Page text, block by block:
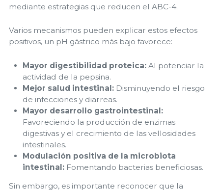
mediante estrategias que reducen el ABC-4.
Varios mecanismos pueden explicar estos efectos
positivos, un pH gástrico más bajo favorece:
Mayor digestibilidad proteica: Al potenciar la
actividad de la pepsina.
Mejor salud intestinal: Disminuyendo el riesgo
de infecciones y diarreas.
Mayor desarrollo gastrointestinal:
Favoreciendo la producción de enzimas
digestivas y el crecimiento de las vellosidades
intestinales.
Modulación positiva de la microbiota
intestinal: Fomentando bacterias beneficiosas.
Sin embargo, es importante reconocer que la